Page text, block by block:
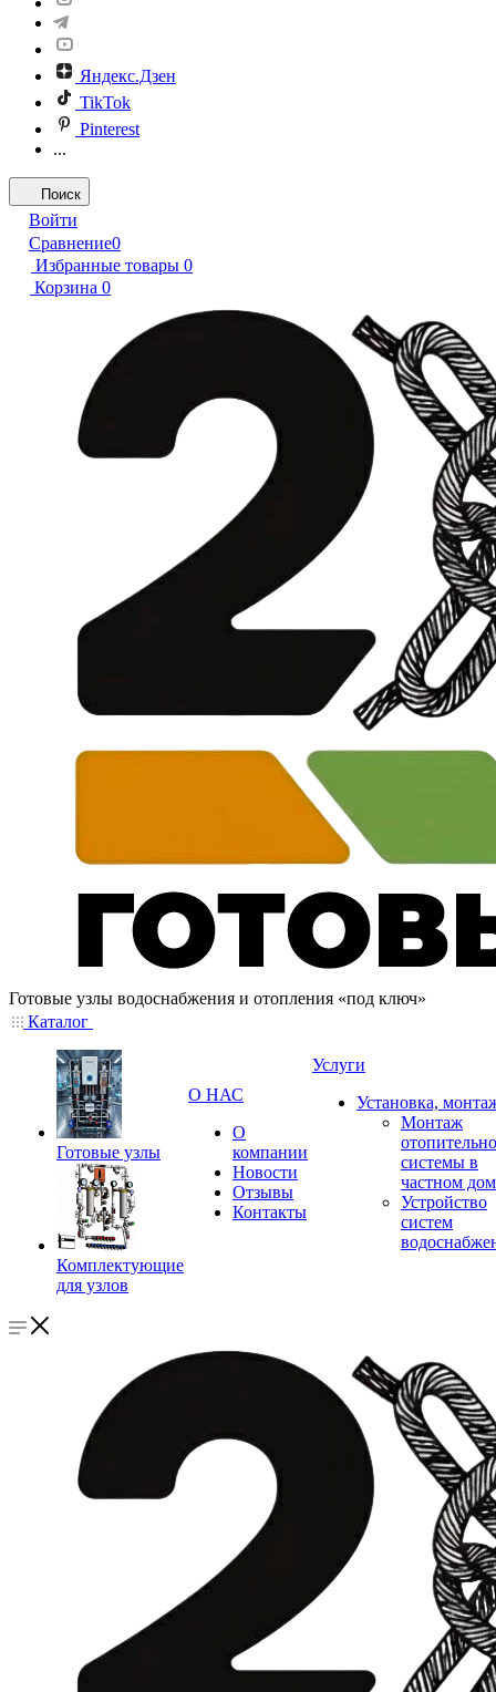
Яндекс.Дзен
TikTok
Pinterest
...
Поиск
Войти
Сравнение0
Избранные товары 0
Корзина 0
Готовые узлы водоснабжения и отопления «под ключ»
Каталог
Готовые узлы
Комплектующие
для узлов
О НАС
О
компании
Новости
Отзывы
Контакты
Услуги
Установка,
Монтаж
системы в
частном
Устройство
систем